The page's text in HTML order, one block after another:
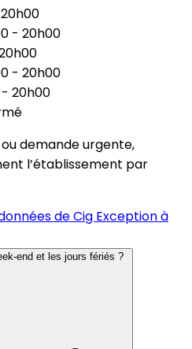
- 20h00
- 20h00
- 20h00
demande urgente,
l’établissement par
de Cig Exception à
end et les jours fériés ?